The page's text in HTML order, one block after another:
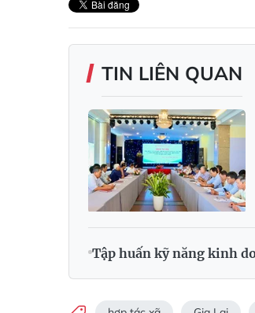
TIN LIÊN QUAN
Tập huấn kỹ năng kinh